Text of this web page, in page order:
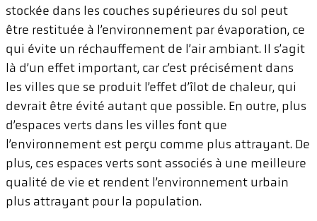
stockée dans les couches supérieures du sol peut
être restituée à l’environnement par évaporation, ce
qui évite un réchauffement de l’air ambiant. Il s’agit
là d’un effet important, car c’est précisément dans
les villes que se produit l’effet d’îlot de chaleur, qui
devrait être évité autant que possible. En outre, plus
d’espaces verts dans les villes font que
l’environnement est perçu comme plus attrayant. De
plus, ces espaces verts sont associés à une meilleure
qualité de vie et rendent l’environnement urbain
plus attrayant pour la population.